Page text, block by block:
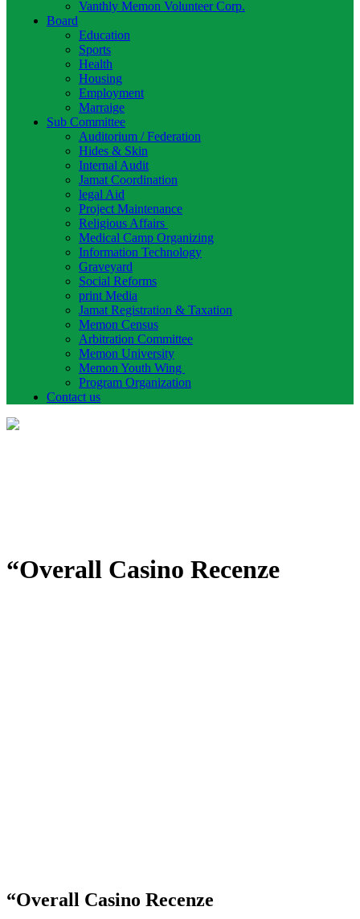
Vanthly Memon Volunteer Corp.
Board
Education
Sports
Health
Housing
Employment
Marraige
Sub Committee
Auditorium / Federation
Hides & Skin
Internal Audit
Jamat Coordination
legal Aid
Project Maintenance
Religious Affairs
Medical Camp Organizing
Information Technology
Graveyard
Social Reforms
print Media
Jamat Registration & Taxation
Memon Census
Arbitration Committee
Memon University
Memon Youth Wing
Program Organization
Contact us
“Overall Casino Recenze
“Overall Casino Recenze